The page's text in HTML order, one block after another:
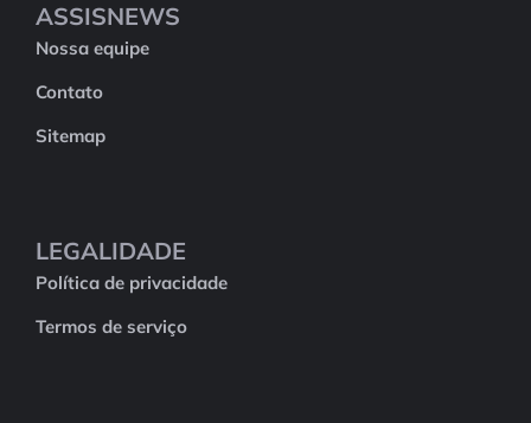
ASSISNEWS
Nossa equipe
Contato
Sitemap
LEGALIDADE
Política de privacidade
Termos de serviço